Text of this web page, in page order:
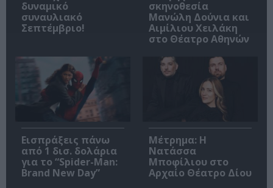
δυναμικό
συναυλιακό
Σεπτέμβριο!
σκηνοθεσία
Μανώλη Δούνια και
Αιμίλιου Χειλάκη
στο Θέατρο Αθηνών
Εισπράξεις πάνω
από 1 δισ. δολάρια
για το “Spider-Man:
Brand New Day”
Μέτρημα: Η
Νατάσσα
Μποφίλιου στο
Αρχαίο Θέατρο Δίου